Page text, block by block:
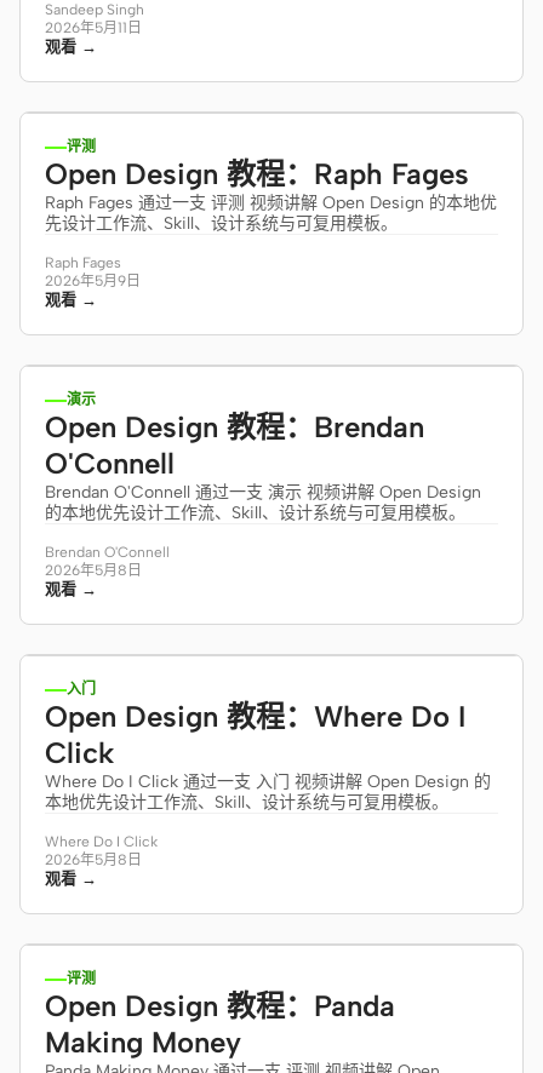
Sandeep Singh
2026年5月11日
观看 →
10:37
评测
Open Design 教程：Raph Fages
Raph Fages 通过一支 评测 视频讲解 Open Design 的本地优
先设计工作流、Skill、设计系统与可复用模板。
Raph Fages
2026年5月9日
观看 →
20:59
演示
Open Design 教程：Brendan
O'Connell
Brendan O'Connell 通过一支 演示 视频讲解 Open Design
的本地优先设计工作流、Skill、设计系统与可复用模板。
Brendan O'Connell
2026年5月8日
观看 →
10:06
入门
Open Design 教程：Where Do I
Click
Where Do I Click 通过一支 入门 视频讲解 Open Design 的
本地优先设计工作流、Skill、设计系统与可复用模板。
Where Do I Click
2026年5月8日
观看 →
20:29
评测
Open Design 教程：Panda
Making Money